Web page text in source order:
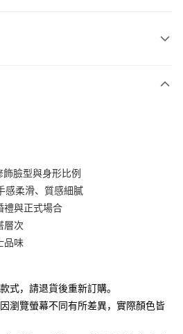
彰化商业银行
台北富邦商业银行
兆丰国际商业银行
中国信托商业银行
彰化商业银行
台北富邦商业银行
永丰商业银行
星展（台湾）商业银行
臉型與身形比例
感柔滑、質感細膩
禮與正式場合
層次
品味
式，請退貨後重新訂購。
瀏覽螢幕不同有所差異，實際顏色皆